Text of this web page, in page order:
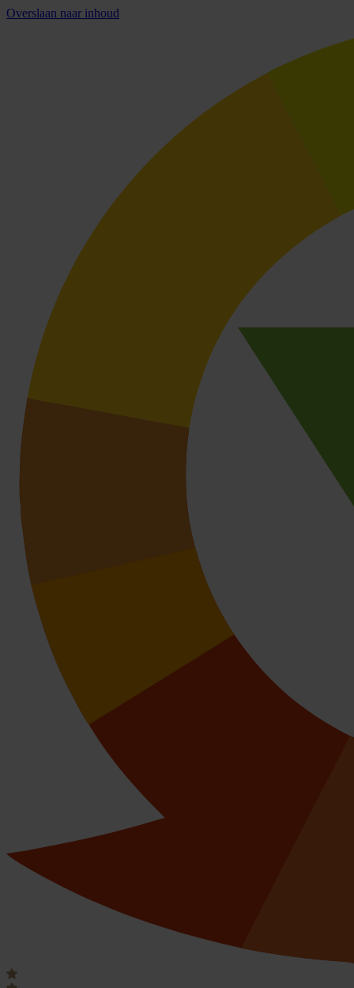
Overslaan naar inhoud